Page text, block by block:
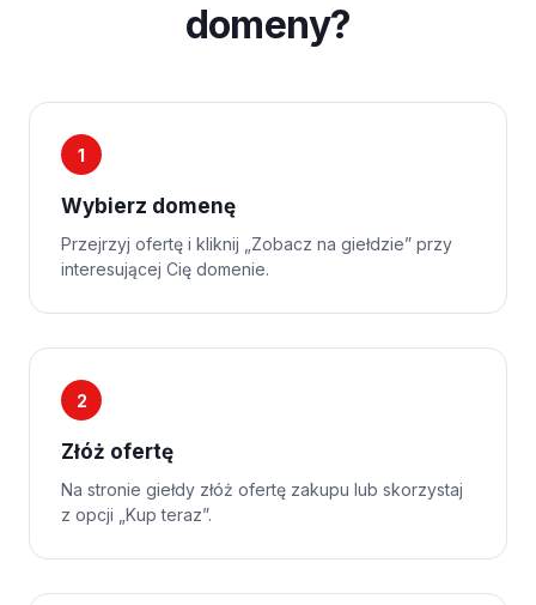
domeny?
1
Wybierz domenę
Przejrzyj ofertę i kliknij „Zobacz na giełdzie” przy
interesującej Cię domenie.
2
Złóż ofertę
Na stronie giełdy złóż ofertę zakupu lub skorzystaj
z opcji „Kup teraz”.